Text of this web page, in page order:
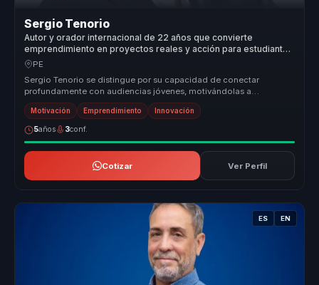
Sergio Tenorio
Autor y orador internacional de 22 años que convierte
emprendimiento en proyectos reales y acción para estudiantes
y equipos.
PE
Sergio Tenorio se distingue por su capacidad de conectar
profundamente con audiencias jóvenes, motivándolas a
transformar sus sueños en r...
Motivación Emprendimiento Innovación
5años 3conf.
Cotizar Ver Perfil
ES EN